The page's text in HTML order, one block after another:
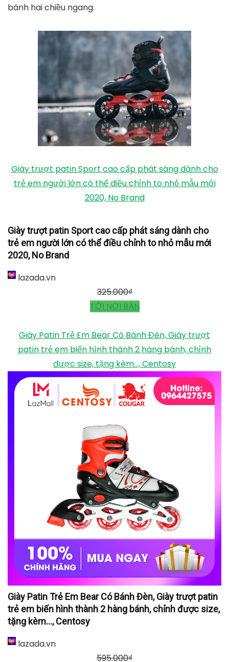
bánh hai chiều ngang.
Giày trượt patin Sport cao cấp phát sáng dành cho
trẻ em người lớn có thể điều chỉnh to nhỏ mẫu mới
2020, No Brand
Giày trượt patin Sport cao cấp phát sáng dành cho
trẻ em người lớn có thể điều chỉnh to nhỏ mẫu mới
325.000₫
TỚI NƠI BÁN
Giày Patin Trẻ Em Bear Có Bánh Đèn, Giày trượt
patin trẻ em biến hình thành 2 hàng bánh, chỉnh
được size, tặng kèm..., Centosy